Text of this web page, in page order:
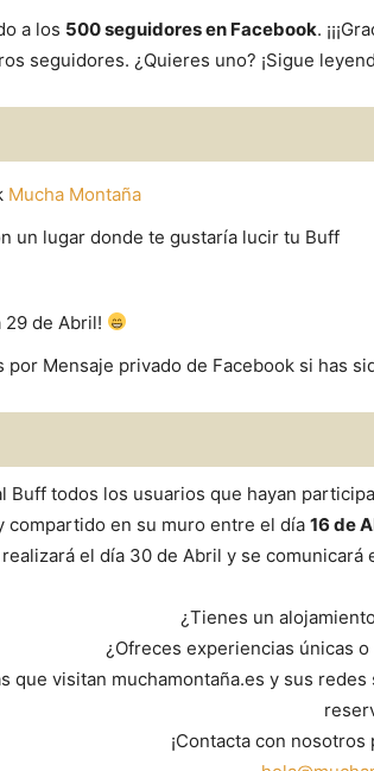
a los 500 seguidores en Facebook.
seguidores. ¿Quieres uno? ¡Sigue
Mucha Montaña
un lugar donde te gustaría lucir tu Buff
29 de Abril!
por Mensaje privado de Facebook si has
Buff todos los usuarios que hayan
compartido en su muro entre el día 16 de
el día 30 de Abril y se
¿Tienes un
¿Ofreces experiencias únicas
que visitan muchamontaña.es y sus
¡Contacta con